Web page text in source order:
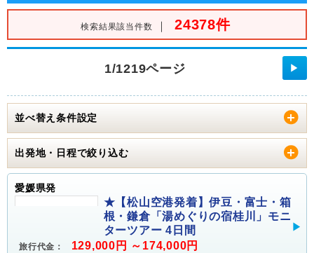
検索結果該当件数 ｜ 24378件
1/1219ページ ▶
並べ替え条件設定
出発地・日程で絞り込む
愛媛県発
★【松山空港発着】伊豆・富士・箱
根・鎌倉「湯めぐりの宿桂川」モニ
ターツアー 4日間
旅行代金： 129,000円 ～174,000円